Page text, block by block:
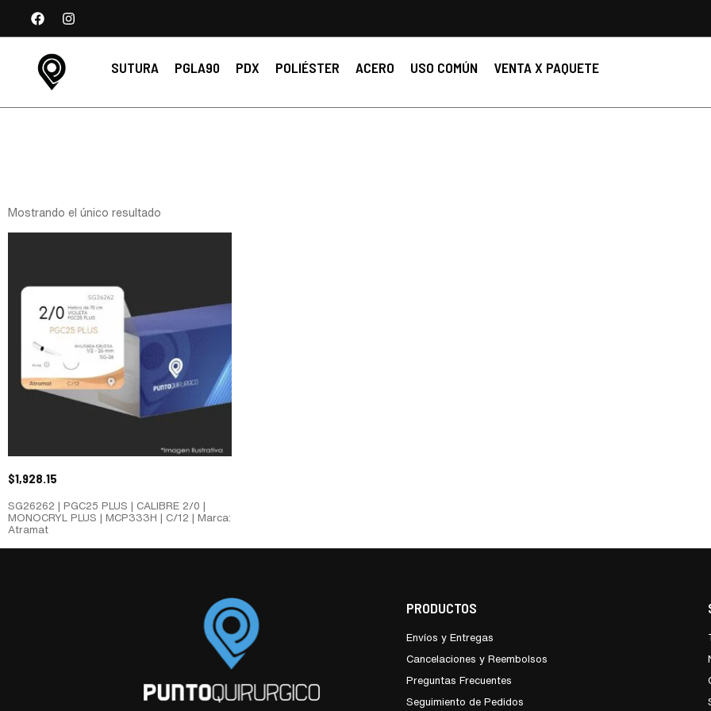
SUTURA PGLA90 PDX POLIÉSTER ACERO USO COMÚN VENTA X PAQUETE
Mostrando el único resultado
$1,928.15
SG26262 | PGC25 PLUS | CALIBRE 2/0 |
MONOCRYL PLUS | MCP333H | C/12 | Marca:
Atramat
PRODUCTOS
Envíos y Entregas
Cancelaciones y Reembolsos
Preguntas Frecuentes
Seguimiento de Pedidos